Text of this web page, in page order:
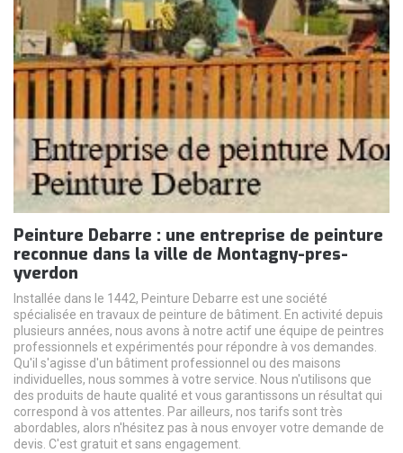
Peinture Debarre : une entreprise de peinture
reconnue dans la ville de Montagny-pres-
yverdon
Installée dans le 1442, Peinture Debarre est une société
spécialisée en travaux de peinture de bâtiment. En activité depuis
plusieurs années, nous avons à notre actif une équipe de peintres
professionnels et expérimentés pour répondre à vos demandes.
Qu'il s'agisse d'un bâtiment professionnel ou des maisons
individuelles, nous sommes à votre service. Nous n'utilisons que
des produits de haute qualité et vous garantissons un résultat qui
correspond à vos attentes. Par ailleurs, nos tarifs sont très
abordables, alors n'hésitez pas à nous envoyer votre demande de
devis. C'est gratuit et sans engagement.